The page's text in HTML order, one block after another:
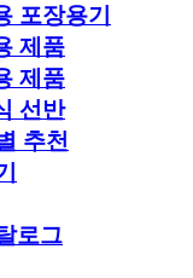
포장용기
제품
제품
선반
추천
로그